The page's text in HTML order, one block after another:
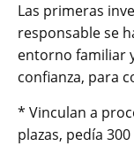
Las primeras
responsable se
entorno familiar
confianza, para
* Vinculan a
plazas, pedía